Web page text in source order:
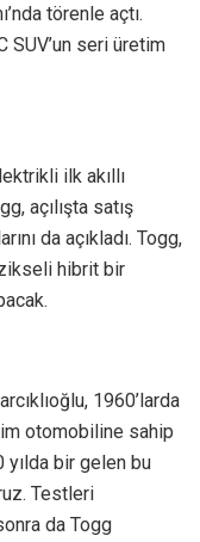
törenle açtı.
SUV’un seri üretim
ilk akıllı
açılışta satış
da açıkladı. Togg,
hibrit bir
1960’larda
otomobiline sahip
yılda bir gelen bu
Testleri
da Togg